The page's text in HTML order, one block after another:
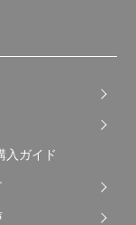
入ガイド